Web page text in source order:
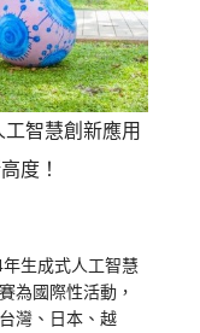
智慧創新應用
度！
生成式人工智慧
為國際性活動，
灣、日本、越